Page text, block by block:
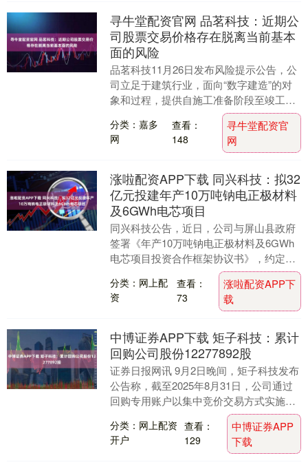
寻牛堂配资官网 品茗科技：近期公
司股票交易价格存在脱离当前基本
面的风险
品茗科技11月26日发布风险提示公告，公
司立足于建筑行业，面向“数字建造”的对
象和过程，提供自施工准备阶段至竣工验
收阶段的应用化技术、产品及解决方案，
满足各方在....
分类：嘉多
网
查看：
148
寻牛堂配资官
网
涨啦配资APP下载 同兴科技：拟32
亿元投建年产10万吨钠电正极材料
及6GWh电芯项目
同兴科技公告，近日，公司与屏山县政府
签署《年产10万吨钠电正极材料及6GWh
电芯项目投资合作框架协议书》，约定在
屏山县投资建设年产10万吨钠电正极材料
及6GWh....
分类：网上配
资
查看：
73
涨啦配资APP下
载
中博证券APP下载 矩子科技：累计
回购公司股份12277892股
证券日报网讯 9月2日晚间，矩子科技发布
公告称，截至2025年8月31日，公司通过
回购专用账户以集中竞价交易方式实施回
购股份，累计回购股份数量12，277，
89....
分类：网上配资
开户
查看：
129
中博证券APP
下载